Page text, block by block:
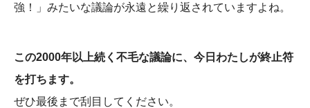
強！」みたいな議論が永遠と繰り返されていますよね。
この2000年以上続く不毛な議論に、今日わたしが終止符
を打ちます。
ぜひ最後まで刮目してください。